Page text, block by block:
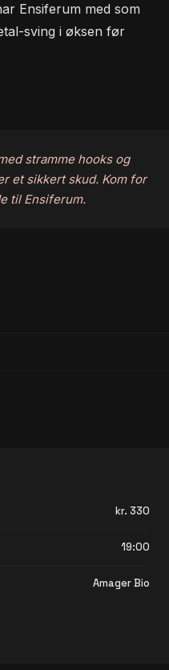
Ensiferum med som
sving i øksen før
stramme hooks og
et sikkert skud. Kom for
til Ensiferum.
kr. 330
19:00
Amager Bio